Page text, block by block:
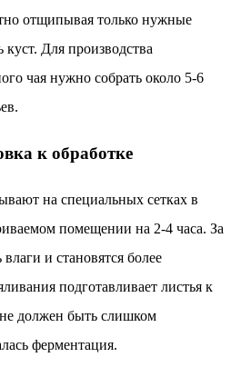
отщипывая только нужные
Для производства
чая нужно собрать около 5-6
к обработке
на специальных сетках в
помещении на 2-4 часа. За
и становятся более
подготавливает листья к
должен быть слишком
ферментация.